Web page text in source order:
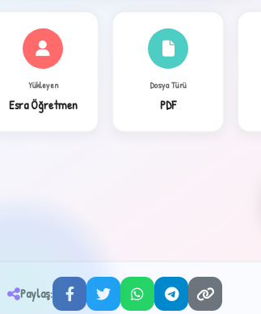
Yükleyen
Esra Öğretmen
Dosya Türü
PDF
Paylaş: